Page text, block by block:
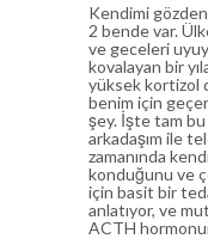
Kendimi
2 bende var.
ve geceleri
kovalayan bir
yüksek kortizol
benim için
şey. İşte tam bu
arkadaşım ile
zamanında
konduğunu ve
için basit bir
anlatıyor, ve
ACTH